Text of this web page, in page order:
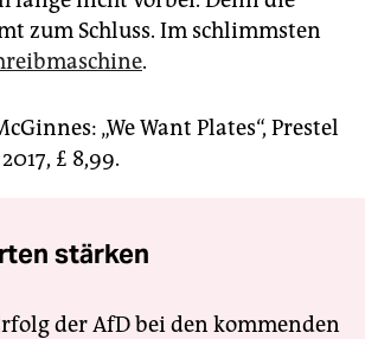
zum Schluss. Im schlimmsten
.
„We Want Plates“, Prestel
£ 8,99.
stärken
der AfD bei den kommenden